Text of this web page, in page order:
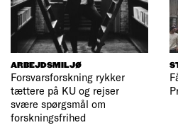
ARBEJDSMILJØ
Forsvarsforskning rykker
tættere på KU og rejser
svære spørgsmål om
forskningsfrihed